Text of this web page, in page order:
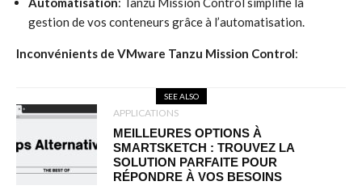
gestion de vos conteneurs grâce à l’automatisation.
Inconvénients de VMware Tanzu Mission Control:
SEE ALSO
APPLICATIONS
MEILLEURES OPTIONS À
SMARTSKETCH : TROUVEZ LA
SOLUTION PARFAITE POUR
RÉPONDRE À VOS BESOINS